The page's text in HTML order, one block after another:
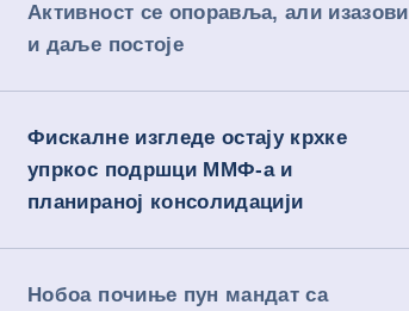
Активност се опоравља, али изазови
и даље постоје
Фискалне изгледе остају крхке
упркос подршци ММФ-а и
планираној консолидацији
Нобоа почиње пун мандат са